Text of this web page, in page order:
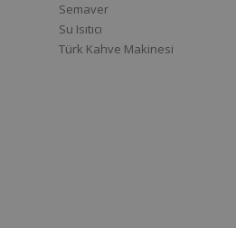
Semaver
Su Isıtıcı
Türk Kahve Makinesi